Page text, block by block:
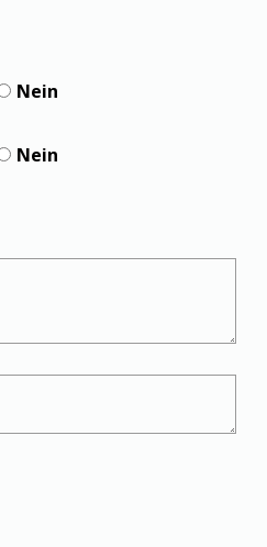
Nein
Nein